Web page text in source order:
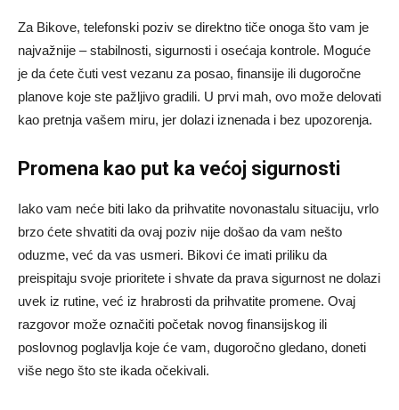
Za Bikove, telefonski poziv se direktno tiče onoga što vam je
najvažnije – stabilnosti, sigurnosti i osećaja kontrole. Moguće
je da ćete čuti vest vezanu za posao, finansije ili dugoročne
planove koje ste pažljivo gradili. U prvi mah, ovo može delovati
kao pretnja vašem miru, jer dolazi iznenada i bez upozorenja.
Promena kao put ka većoj sigurnosti
Iako vam neće biti lako da prihvatite novonastalu situaciju, vrlo
brzo ćete shvatiti da ovaj poziv nije došao da vam nešto
oduzme, već da vas usmeri. Bikovi će imati priliku da
preispitaju svoje prioritete i shvate da prava sigurnost ne dolazi
uvek iz rutine, već iz hrabrosti da prihvatite promene. Ovaj
razgovor može označiti početak novog finansijskog ili
poslovnog poglavlja koje će vam, dugoročno gledano, doneti
više nego što ste ikada očekivali.